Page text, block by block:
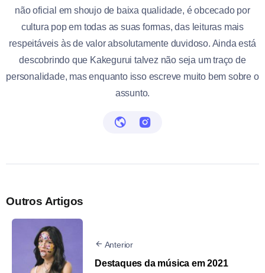
não oficial em shoujo de baixa qualidade, é obcecado por
cultura pop em todas as suas formas, das leituras mais
respeitáveis às de valor absolutamente duvidoso. Ainda está
descobrindo que Kakegurui talvez não seja um traço de
personalidade, mas enquanto isso escreve muito bem sobre o
assunto.
Outros Artigos
Anterior
Destaques da música em 2021